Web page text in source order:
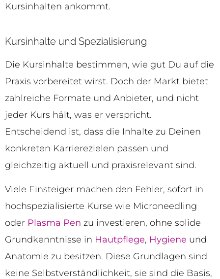
Kursinhalten ankommt.
Kursinhalte und Spezialisierung
Die Kursinhalte bestimmen, wie gut Du auf die
Praxis vorbereitet wirst. Doch der Markt bietet
zahlreiche Formate und Anbieter, und nicht
jeder Kurs hält, was er verspricht.
Entscheidend ist, dass die Inhalte zu Deinen
konkreten Karrierezielen passen und
gleichzeitig aktuell und praxisrelevant sind.
Viele Einsteiger machen den Fehler, sofort in
hochspezialisierte Kurse wie Microneedling
oder Plasma Pen zu investieren, ohne solide
Grundkenntnisse in Hautpflege, Hygiene und
Anatomie zu besitzen. Diese Grundlagen sind
keine Selbstverständlichkeit, sie sind die Basis,